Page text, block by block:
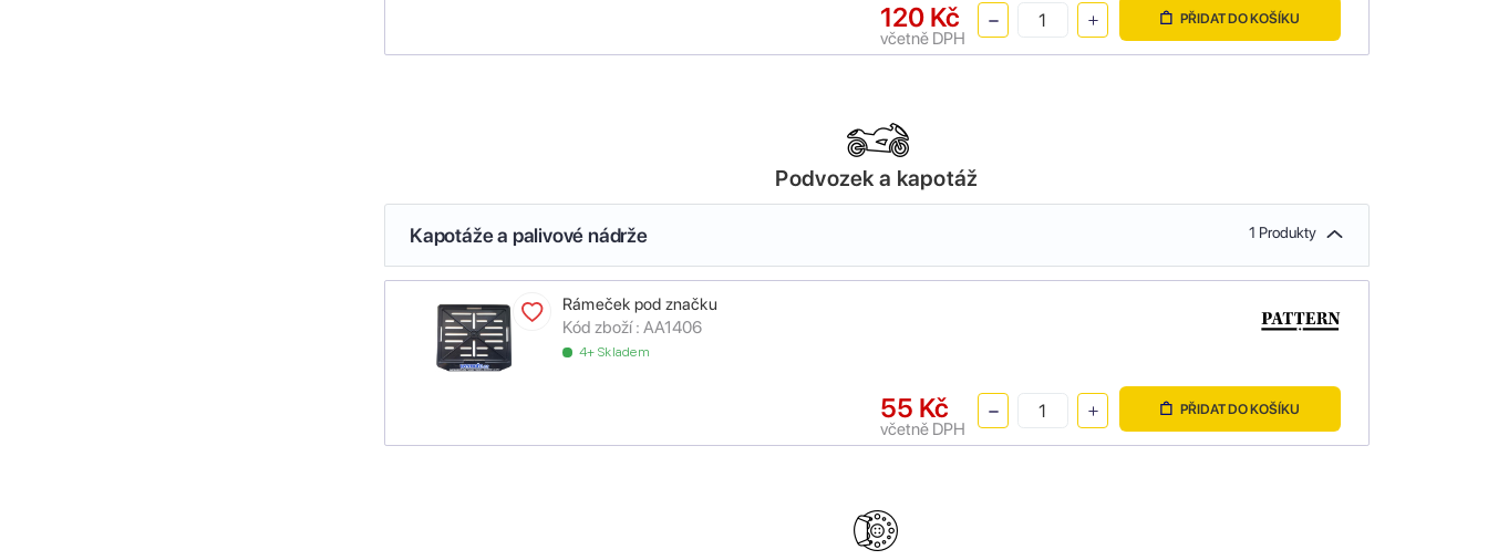
120 Kč
včetně DPH
PŘIDAT DO KOŠÍKU
Podvozek a kapotáž
Kapotáže a palivové nádrže 1 Produkty
Rámeček pod značku
Kód zboží : AA1406
4+ Skladem
55 Kč
včetně DPH
PŘIDAT DO KOŠÍKU